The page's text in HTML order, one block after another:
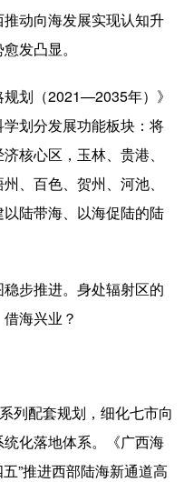
体育 文化
金融 汽车
信息化 乡村振兴
旅游 能源
娱乐 时尚
文化产业
河北 山西
上海 江苏
动向海发展实现认知升
发凸显。
划（2021—2035年）》
划分发展功能板块：将
核心区，玉林、贵港、
、百色、贺州、河池、
陆带海、以海促陆的陆
步推进。身处辐射区的
海兴业？
列配套规划，细化七市向
化落地体系。《广西海
”推进西部陆海新通道高